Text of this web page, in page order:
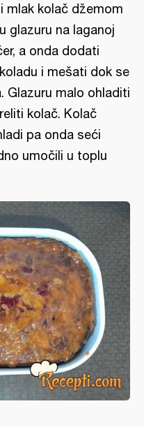
mlak kolač džemom
glazuru na laganoj
a onda dodati
i mešati dok se
Glazuru malo ohladiti
kolač. Kolač
pa onda seći
umočili u toplu